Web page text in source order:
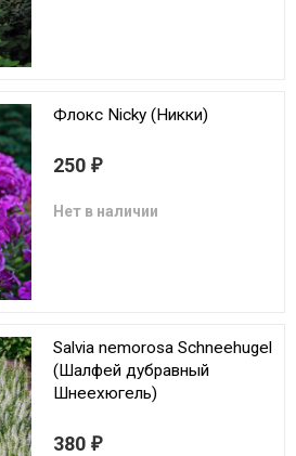
Флокс Nicky (Никки)
250 ₽
Нет в наличии
Salvia nemorosa Schneehugel
(Шалфей дубравный
Шнеехюгель)
380 ₽